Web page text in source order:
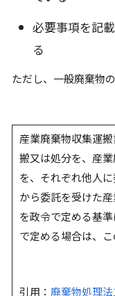
必要事項を記
る
ただし、一般廃棄物
産業廃棄物収集運
搬又は処分を、産
を、それぞれ他人
から委託を受けた
を政令で定める基
で定める場合は、こ
引用： 廃棄物処理